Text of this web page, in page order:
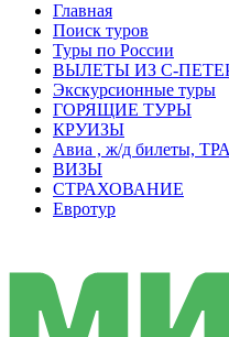
Главная
Поиск туров
Туры по России
ВЫЛЕТЫ ИЗ С-
Экскурсионные туры
ГОРЯЩИЕ ТУРЫ
КРУИЗЫ
Авиа , ж/д билеты,
ВИЗЫ
СТРАХОВАНИЕ
Евротур